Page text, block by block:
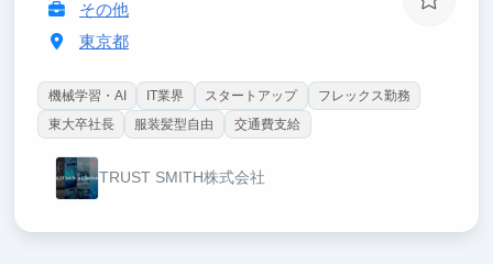
その他
東京都
機械学習・AI IT業界 スタートアップ
フレックス勤務
東大卒社長
服装髪型自由 交通費支給
TRUST SMITH株式会社